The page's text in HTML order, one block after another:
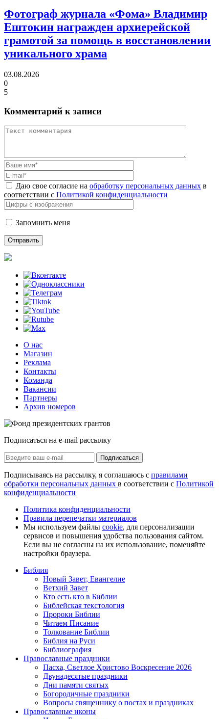
Фотограф журнала «Фома» Владимир
Ештокин награжден архиерейской
грамотой за помощь в восстановлении
уникального храма
03.08.2026
0
5
Комментарий к записи
Даю свое согласие на обработку персональных данных в
соответствии с Политикой конфиденциальности
Запомнить меня
О нас
Магазин
Реклама
Контакты
Команда
Вакансии
Партнеры
Архив номеров
Подписаться на e-mail рассылку
Подписаться
Подписываясь на рассылку, я соглашаюсь с правилами
обработки персональных данных в соответствии с Политикой
конфиденциальности
Политика конфиденциальности
Правила перепечатки материалов
Мы используем файлы cookie, для персонализации
сервисов и повышения удобства пользования сайтом.
Если вы не согласны на их использование, поменяйте
настройки браузера.
Библия
Новый Завет, Евангелие
Ветхий Завет
Кто есть кто в Библии
Библейская текстология
Пророки Библии
Читаем Писание
Толкование Библии
Библия на Руси
Библиография
Православные праздники
Пасха, Светлое Христово Воскресение 2026
Двунадесятые праздники
Дни памяти святых
Богородичные праздники
Вопросы священнику о постах и праздниках
Православные иконы